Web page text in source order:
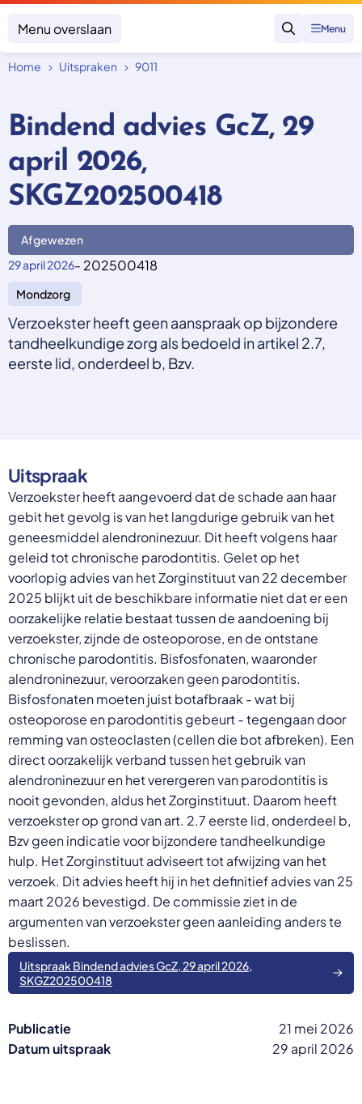
Menu overslaan
Zoeken
Menu
Onderwerpen
Zorgverzekering afsluiten
Zorgverzekering betalen
Vergoeding van zorg
Zorg in het buitenland
Geen zorgverzekering
Overheid moet proactief
ondersteuning bieden bij schulden, niet
straffen
Schrap de opslag op de zorgpremie voor mensen die
niet kunnen betalen en bied proactieve
ondersteuning, zoals automatische zorgtoeslag. Zo
voorkomt de overheid schulden, vermindert stress
en blijft noodzakelijke zorg toegankelijk.
Lees meer
Focus en impact
Uitspraken
Over SKGZ
Nieuws
Casussen
Vacatures
Contact
Romana
български
Українська
русский
Espanol
Francais
Home Uitspraken 9011
Bindend advies GcZ, 29
april 2026,
SKGZ202500418
Afgewezen
29 april 2026- 202500418
Mondzorg
Verzoekster heeft geen aanspraak op bijzondere
tandheelkundige zorg als bedoeld in artikel 2.7,
eerste lid, onderdeel b, Bzv.
Uitspraak
Verzoekster heeft aangevoerd dat de schade aan haar
gebit het gevolg is van het langdurige gebruik van het
geneesmiddel alendroninezuur. Dit heeft volgens haar
geleid tot chronische parodontitis. Gelet op het
voorlopig advies van het Zorginstituut van 22 december
2025 blijkt uit de beschikbare informatie niet dat er een
oorzakelijke relatie bestaat tussen de aandoening bij
verzoekster, zijnde de osteoporose, en de ontstane
chronische parodontitis. Bisfosfonaten, waaronder
alendroninezuur, veroorzaken geen parodontitis.
Bisfosfonaten moeten juist botafbraak - wat bij
osteoporose en parodontitis gebeurt - tegengaan door
remming van osteoclasten (cellen die bot afbreken). Een
direct oorzakelijk verband tussen het gebruik van
alendroninezuur en het verergeren van parodontitis is
nooit gevonden, aldus het Zorginstituut. Daarom heeft
verzoekster op grond van art. 2.7 eerste lid, onderdeel b,
Bzv geen indicatie voor bijzondere tandheelkundige
hulp. Het Zorginstituut adviseert tot afwijzing van het
verzoek. Dit advies heeft hij in het definitief advies van 25
maart 2026 bevestigd. De commissie ziet in de
argumenten van verzoekster geen aanleiding anders te
beslissen.
Uitspraak Bindend advies GcZ, 29 april 2026,
SKGZ202500418
Publicatie
21 mei 2026
Datum uitspraak
29 april 2026